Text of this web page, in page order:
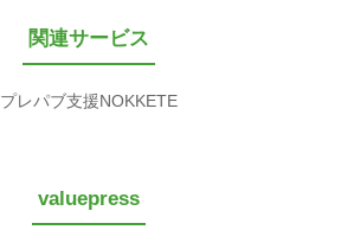
関連サービス
プレパブ支援NOKKETE
valuepress